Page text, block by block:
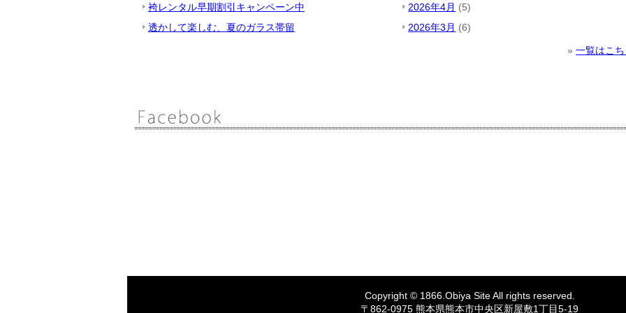
袴レンタル早期割引キャンペーン中
透かして楽しむ、夏のガラス帯留
2026年4月 (5)
2026年3月 (6)
» 一覧はこ
Copyright © 1866. Obiya Site All rights reserved.
〒862-0975 熊本県熊本市中央区新屋敷1丁目5-19